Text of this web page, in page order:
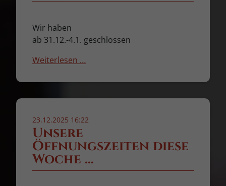
Wir haben
ab 31.12.-4.1. geschlossen
Weiterlesen …
23.12.2025 16:22
Unsere
Öffnungszeiten diese
Woche …